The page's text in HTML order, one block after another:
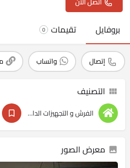
بروفايل تقيمات 0
إتصال واتساب
التصنيف
الفرش و التجهيزات الداخليه
معرض الصور